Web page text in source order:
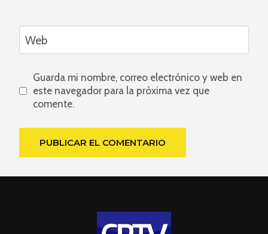
Web
Guarda mi nombre, correo electrónico y web en
este navegador para la próxima vez que
comente.